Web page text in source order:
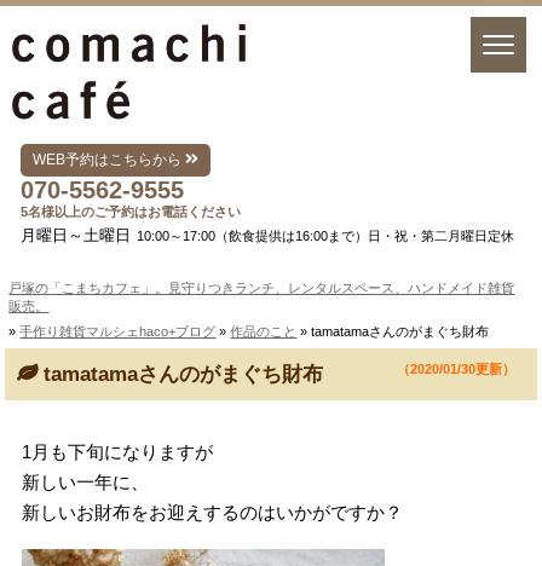
WEB予約はこちらから
070-5562-9555
5名様以上のご予約はお電話ください
月曜日～土曜日 10:00～17:00（飲食提供は16:00まで）日・祝・第二月曜日定休
戸塚の「こまちカフェ」。見守りつきランチ、レンタルスペース、ハンドメイド雑貨
販売。
»手作り雑貨マルシェhaco+ブログ »作品のこと » tamatamaさんのがまぐち財布
tamatamaさんのがまぐち財布 （2020/01/30更新）
1月も下旬になりますが
新しい一年に、
新しいお財布をお迎えするのはいかがですか？